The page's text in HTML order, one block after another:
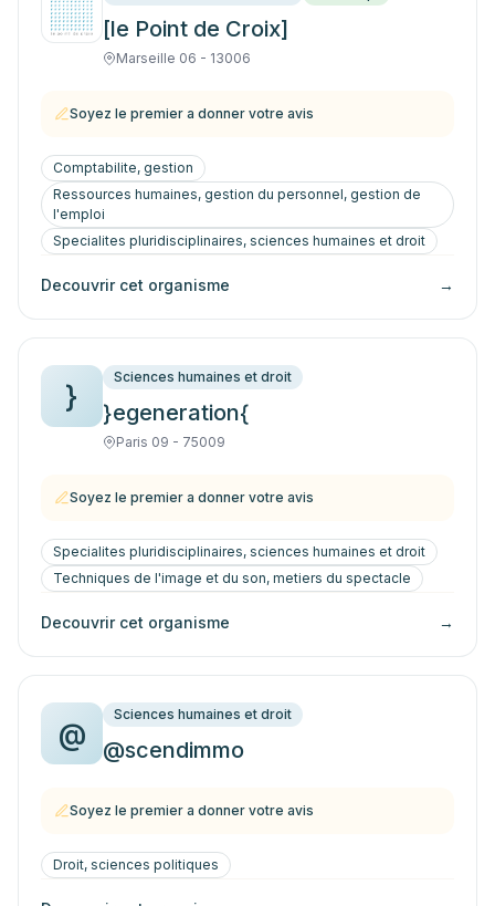
[le Point de Croix]
Marseille 06 - 13006
Soyez le premier a donner votre avis
Comptabilite, gestion
Ressources humaines, gestion du personnel, gestion de
l'emploi
Specialites pluridisciplinaires, sciences humaines et droit
Decouvrir cet organisme →
}
Sciences humaines et droit
}egeneration{
Paris 09 - 75009
Soyez le premier a donner votre avis
Specialites pluridisciplinaires, sciences humaines et droit
Techniques de l'image et du son, metiers du spectacle
Decouvrir cet organisme →
@
Sciences humaines et droit
@scendimmo
Soyez le premier a donner votre avis
Droit, sciences politiques